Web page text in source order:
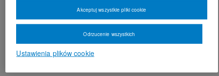
Ustawienia plików cookie
Odrzucenie wszystkich
Akceptuj wszystkie pliki cookie